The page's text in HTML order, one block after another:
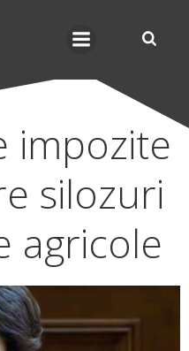
impozite
silozuri
agricole